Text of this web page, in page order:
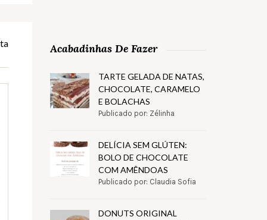
Acabadinhas De Fazer
TARTE GELADA DE NATAS,
CHOCOLATE, CARAMELO
E BOLACHAS
Publicado por: Zélinha
DELÍCIA SEM GLÚTEN:
BOLO DE CHOCOLATE
COM AMÊNDOAS
Publicado por: Claudia Sofia
DONUTS ORIGINAL